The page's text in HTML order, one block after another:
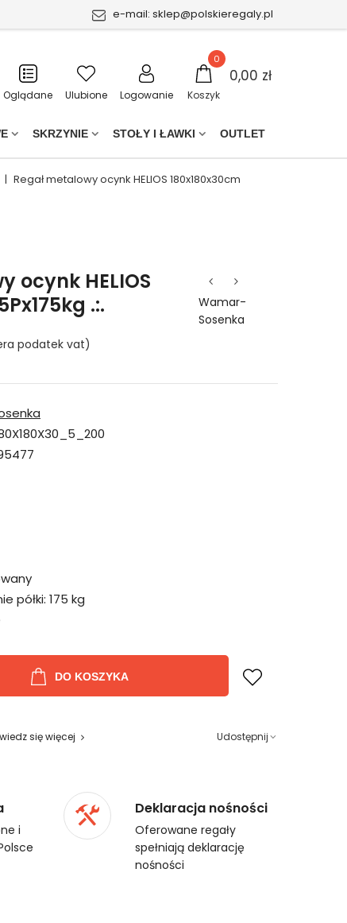
e-mail: sklep@polskieregaly.pl
Oglądane Ulubione Logowanie Koszyk
0
0,00 zł
SKRZYNIE STOŁY I ŁAWKI OUTLET
| Regał metalowy ocynk HELIOS 180x180x30cm
ocynk HELIOS
.:.
Wamar-
Sosenka
podatek vat)
półki: 175 kg
DO KOSZYKA
się więcej Udostępnij
i
Deklaracja nośności
Oferowane regały
spełniają deklarację
nośności